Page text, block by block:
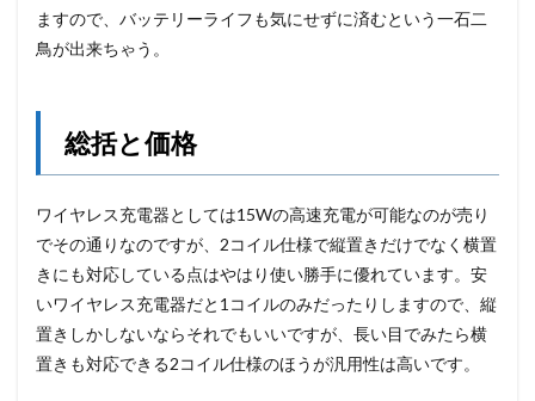
ますので、バッテリーライフも気にせずに済むという一石二
鳥が出来ちゃう。
総括と価格
ワイヤレス充電器としては15Wの高速充電が可能なのが売り
でその通りなのですが、2コイル仕様で縦置きだけでなく横置
きにも対応している点はやはり使い勝手に優れています。安
いワイヤレス充電器だと1コイルのみだったりしますので、縦
置きしかしないならそれでもいいですが、長い目でみたら横
置きも対応できる2コイル仕様のほうが汎用性は高いです。